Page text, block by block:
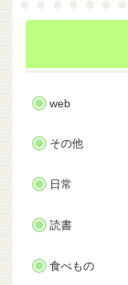
web
その他
日常
読書
食べもの